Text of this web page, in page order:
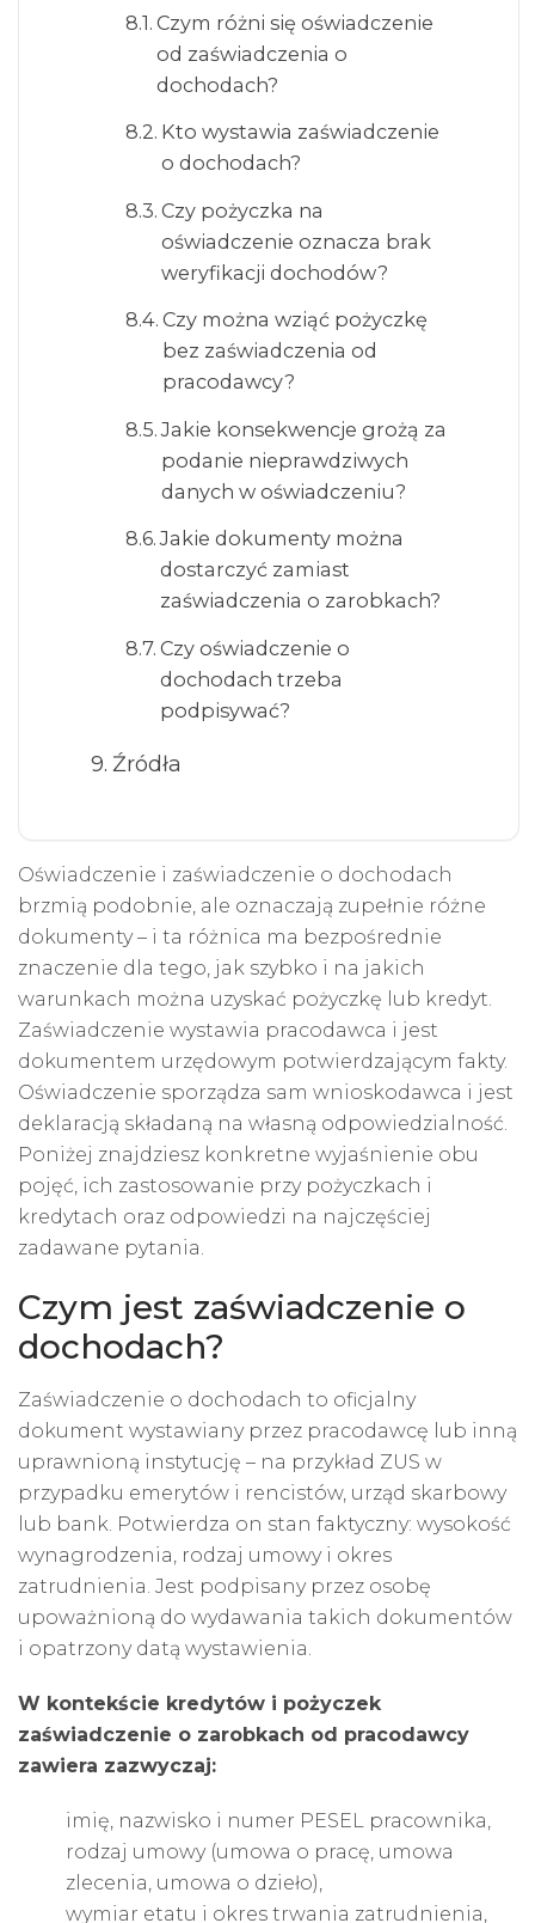
Czym różni się oświadczenie
od zaświadczenia o
dochodach?
Kto wystawia zaświadczenie
o dochodach?
Czy pożyczka na
oświadczenie oznacza brak
weryfikacji dochodów?
Czy można wziąć pożyczkę
bez zaświadczenia od
pracodawcy?
Jakie konsekwencje grożą za
podanie nieprawdziwych
danych w oświadczeniu?
Jakie dokumenty można
dostarczyć zamiast
zaświadczenia o zarobkach?
Czy oświadczenie o
dochodach trzeba
podpisywać?
Źródła
Oświadczenie i zaświadczenie o dochodach
brzmią podobnie, ale oznaczają zupełnie różne
dokumenty – i ta różnica ma bezpośrednie
znaczenie dla tego, jak szybko i na jakich
warunkach można uzyskać pożyczkę lub kredyt.
Zaświadczenie wystawia pracodawca i jest
dokumentem urzędowym potwierdzającym fakty.
Oświadczenie sporządza sam wnioskodawca i jest
deklaracją składaną na własną odpowiedzialność.
Poniżej znajdziesz konkretne wyjaśnienie obu
pojęć, ich zastosowanie przy pożyczkach i
kredytach oraz odpowiedzi na najczęściej
zadawane pytania.
Czym jest zaświadczenie o
dochodach?
Zaświadczenie o dochodach to oficjalny
dokument wystawiany przez pracodawcę lub inną
uprawnioną instytucję – na przykład ZUS w
przypadku emerytów i rencistów, urząd skarbowy
lub bank. Potwierdza on stan faktyczny: wysokość
wynagrodzenia, rodzaj umowy i okres
zatrudnienia. Jest podpisany przez osobę
upoważnioną do wydawania takich dokumentów
i opatrzony datą wystawienia.
W kontekście kredytów i pożyczek
zaświadczenie o zarobkach od pracodawcy
zawiera zazwyczaj:
imię, nazwisko i numer PESEL pracownika,
rodzaj umowy (umowa o pracę, umowa
zlecenia, umowa o dzieło),
wymiar etatu i okres trwania zatrudnienia,